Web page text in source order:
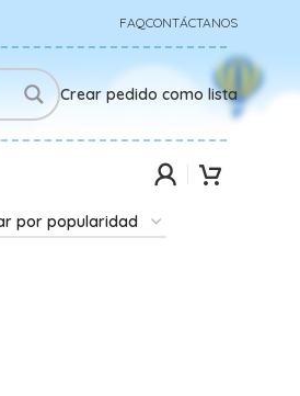
FAQCONTÁCTANOS
Crear pedido como lista